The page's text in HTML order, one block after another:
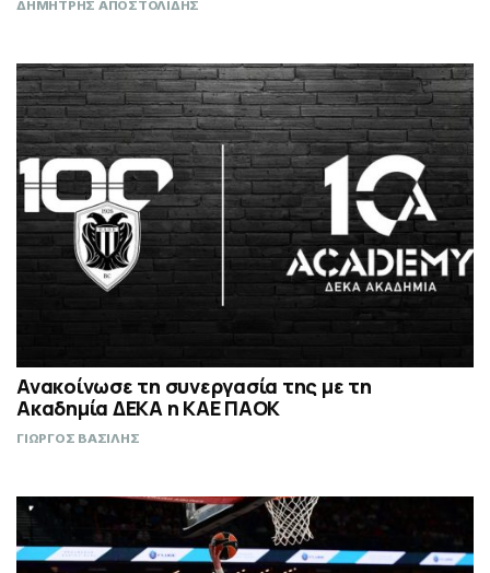
ΔΗΜΗΤΡΗΣ ΑΠΟΣΤΟΛΙΔΗΣ
Ανακοίνωσε τη συνεργασία της με τη
Ακαδημία ΔΕΚΑ η ΚΑΕ ΠΑΟΚ
ΓΙΩΡΓΟΣ ΒΑΣΙΛΗΣ